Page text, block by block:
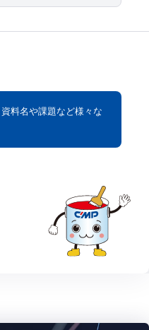
料名や課題など様々な